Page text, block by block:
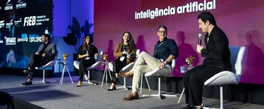
NÃO PERCA
Facções disputam território e ampliam domínio
em áreas turísticas de Salvador